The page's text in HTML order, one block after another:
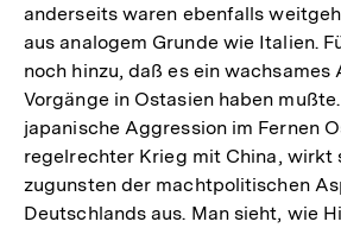
anderseits waren ebenfalls
aus analogem Grunde wie Italien.
noch hinzu, daß es ein wachsames
Vorgänge in Ostasien haben
japanische Aggression im Fernen
regelrechter Krieg mit China, wirkt
zugunsten der machtpolitischen
Deutschlands aus. Man sieht, wie